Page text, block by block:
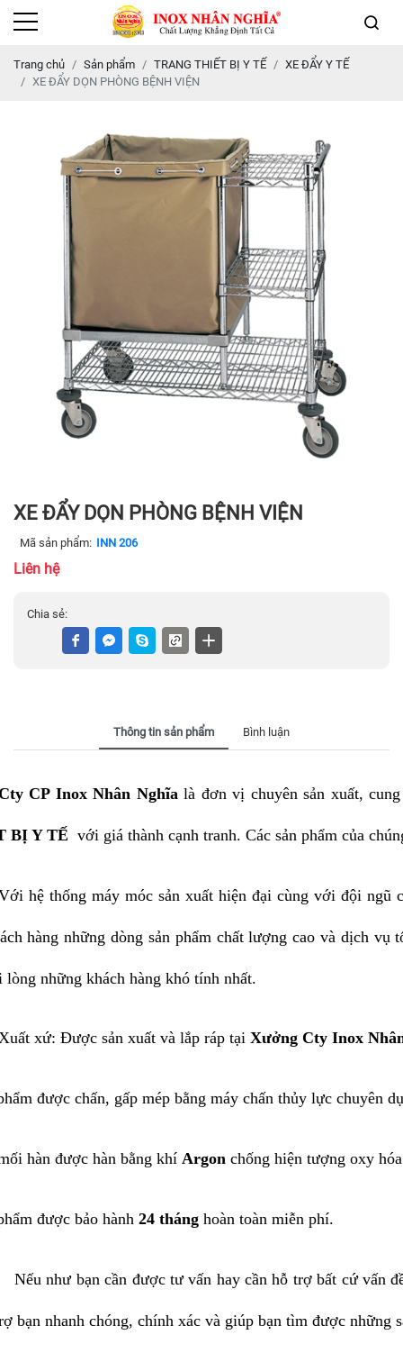
Trang chủ Sản phẩm TRANG THIẾT BỊ Y TẾ
XE ĐẨY Y TẾ
XE ĐẨY DỌN PHÒNG BỆNH VIỆN
XE ĐẨY DỌN PHÒNG BỆNH VIỆN
Mã sản phẩm: INN 206
Liên hệ
Chia sẻ:
Thông tin sản phẩm Bình luận
CP Inox Nhân Nghĩa là đơn vị chuyên sản xuất,
BỊ Y TẾ với giá thành cạnh tranh. Các sản phẩm của
hệ thống máy móc sản xuất hiện đại cùng với đội ngũ
hàng những dòng sản phẩm chất lượng cao và dịch
lòng những khách hàng khó tính nhất.
xứ: Được sản xuất và lắp ráp tại Xưởng Cty Inox
được chấn, gấp mép bằng máy chấn thủy lực chuyên
hàn được hàn bằng khí Argon chống hiện tượng oxy
được bảo hành 24 thánghoàn toàn miễn phí.
Nếu như bạn cần được tư vấn hay cần hỗ trợ bất cứ vấn
bạn nhanh chóng, chính xác và giúp bạn tìm được những